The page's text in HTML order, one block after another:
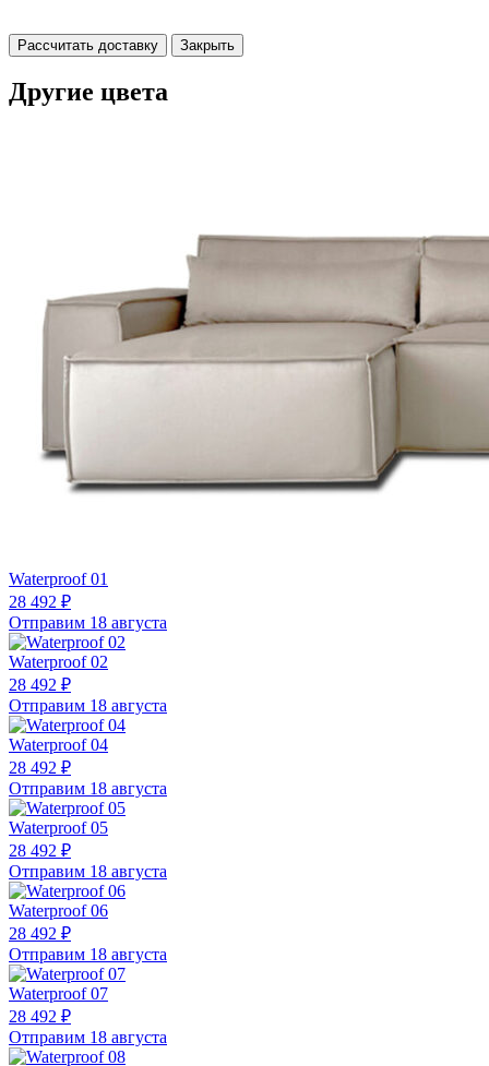
Рассчитать доставку Закрыть
Другие цвета
Waterproof 01
28 492 ₽
Отправим 18 августа
Waterproof 02
28 492 ₽
Отправим 18 августа
Waterproof 04
28 492 ₽
Отправим 18 августа
Waterproof 05
28 492 ₽
Отправим 18 августа
Waterproof 06
28 492 ₽
Отправим 18 августа
Waterproof 07
28 492 ₽
Отправим 18 августа